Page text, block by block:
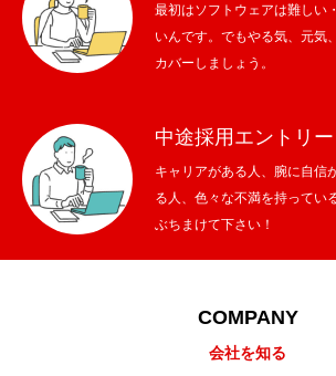
最初はソフトウェアは難しい
いんです。でもやる気、元気
カバーしましょう。
中途採用エントリー
キャリアがある人、腕に自信
る人、色々な不満を持ってい
ぶちまけて下さい！
COMPANY
会社を知る